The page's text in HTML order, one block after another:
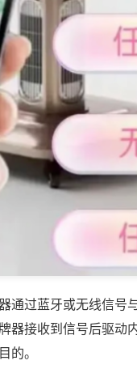
通过蓝牙或无线信号
器接收到信号后驱动
的。